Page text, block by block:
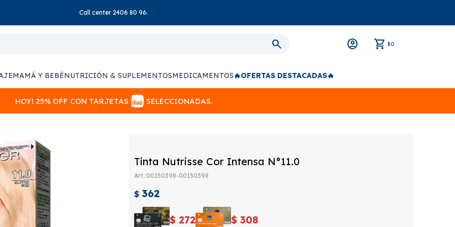
Call center 2406 80 96.
$0
MAMÁ Y BEBÉNUTRICIÓN & SUPLEMENTOSMEDICAMENTOS🔥OFERTAS DESTACADAS🔥
HOY! 25% OFF CON TARJETAS SELECCIONADAS.
Tinta Nutrisse Cor Intensa N°11.0
00150398-00150398
$ 362
$ 272 $ 308